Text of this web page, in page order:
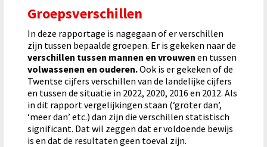
Groepsverschillen
In deze rapportage is nagegaan of er verschillen
zijn tussen bepaalde groepen. Er is gekeken naar de
verschillen tussen mannen en vrouwen en tussen
volwassenen en ouderen.Ook is er gekeken of de
Twentse cijfers verschillen van de landelijke cijfers
en tussen de situatie in 2022, 2020, 2016 en 2012. Als
in dit rapport vergelijkingen staan (‘groter dan’,
‘meer dan’ etc.) dan zijn die verschillen statistisch
significant. Dat wil zeggen dat er voldoende bewijs
is en dat de resultaten geen toeval zijn.